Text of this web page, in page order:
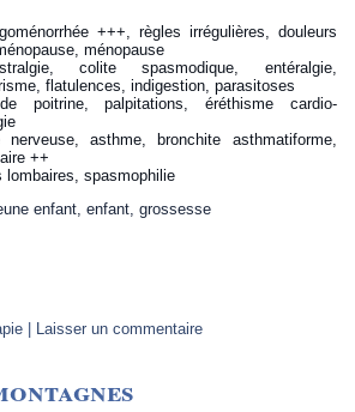
+++, règles irrégulières, douleurs
ménopause
colite spasmodique, entéralgie,
flatulences, indigestion, parasitoses
poitrine, palpitations, éréthisme cardio-
nerveuse, asthme, bronchite asthmatiforme,
++
lombaires, spasmophilie
enfant, enfant, grossesse
| Laisser un commentaire